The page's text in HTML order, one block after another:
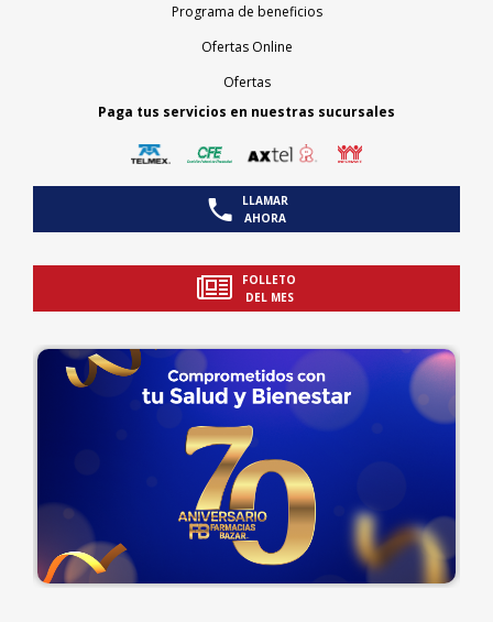
Programa de beneficios
Ofertas Online
Ofertas
Paga tus servicios en nuestras sucursales
LLAMAR
AHORA
FOLLETO
DEL MES